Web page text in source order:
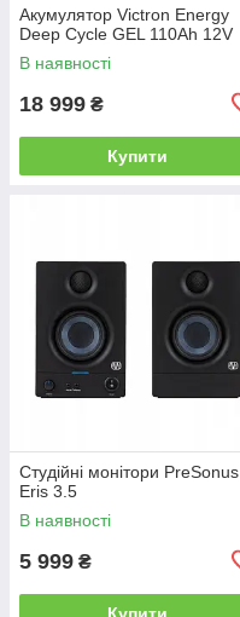
Акумулятор Victron Energy
Deep Cycle GEL 110Ah 12V
В наявності
18 999 ₴
Купити
Студійні монітори PreSonus
Eris 3.5
В наявності
5 999 ₴
Купити